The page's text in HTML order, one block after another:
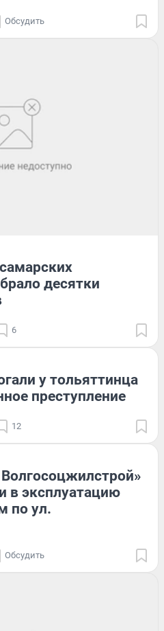
Обсудить
десятки
6
у тольяттинца
преступление
12
в эксплуатацию
по ул.
Обсудить